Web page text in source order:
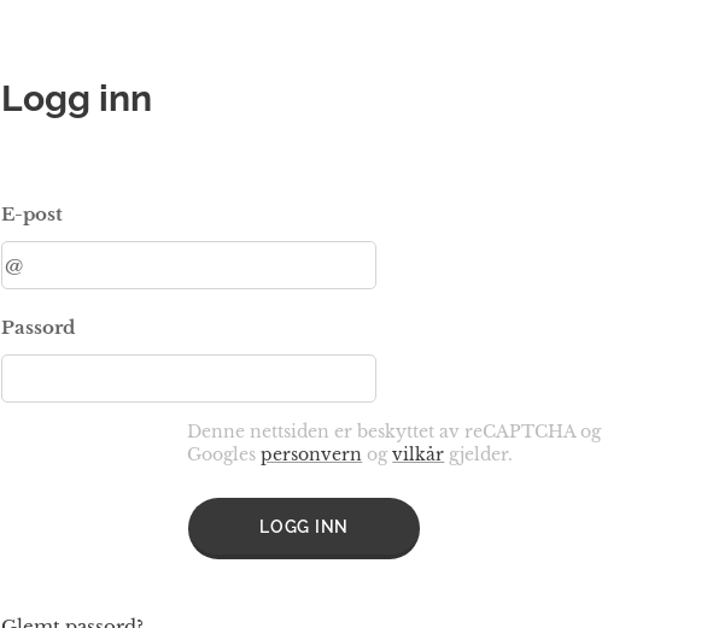
Logg inn
E-post
Passord
Denne nettsiden er beskyttet av reCAPTCHA og
Googlespersonvern ogvilkår gjelder.
LOGG INN